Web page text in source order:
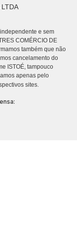
e sem
COMÉRCIO DE
também que não
cancelamento do
ISTOÉ, tampouco
apenas pelo
sites.